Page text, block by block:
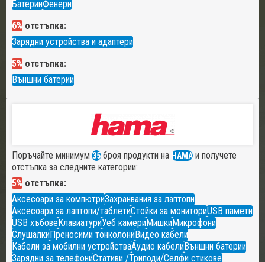
БатерииФенери
6% отстъпка:
Зарядни устройства и адаптери
5% отстъпка:
Външни батерии
Поръчайте минимум 35 броя продукти на HAMA и получете
отстъпка за следните категории:
5% отстъпка:
Аксесоари за компютриЗахранвания за лаптопи
Аксесоари за лаптопи/таблетиСтойки за мониториUSB памети
USB хъбовеКлавиатуриУеб камериМишкиМикрофони
СлушалкиПреносими тонколониВидео кабели
Кабели за мобилни устройстваАудио кабелиВъншни батерии
Зарядни за телефониСтативи /Триподи/Селфи стикове